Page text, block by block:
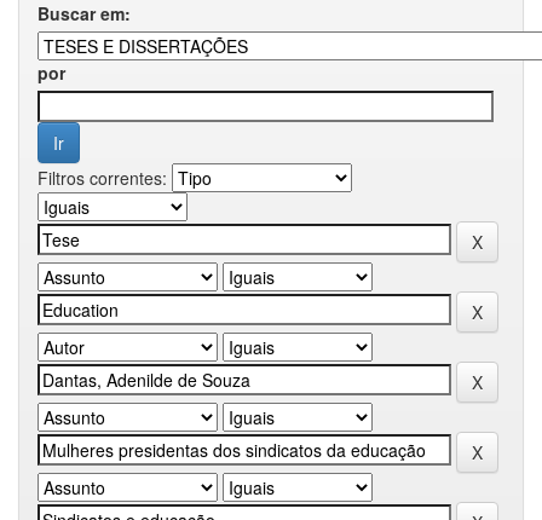
Buscar em:
por
Filtros correntes: